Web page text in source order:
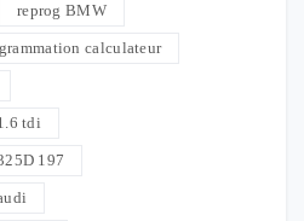
reprog BMW
calculateur
tdi
197